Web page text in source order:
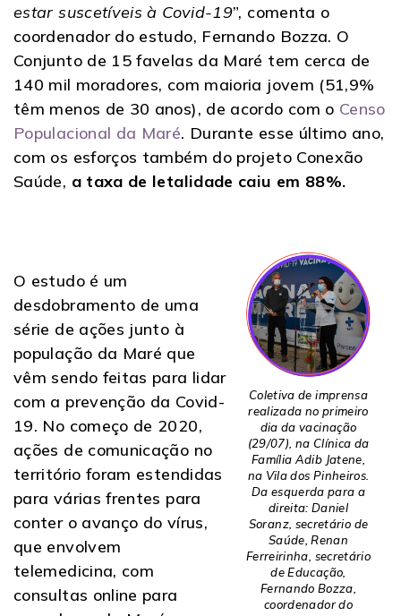
estar suscetíveis à Covid-19”, comenta o
coordenador do estudo, Fernando Bozza. O
Conjunto de 15 favelas da Maré tem cerca de
140 mil moradores, com maioria jovem (51,9%
têm menos de 30 anos), de acordo com o Censo
Populacional da Maré. Durante esse último ano,
com os esforços também do projeto Conexão
Saúde, a taxa de letalidade caiu em 88%.
Coletiva de imprensa
realizada no primeiro
dia da vacinação
(29/07), na Clínica da
Família Adib Jatene,
na Vila dos Pinheiros.
Da esquerda para a
direita: Daniel
Soranz, secretário de
Saúde, Renan
Ferreirinha, secretário
de Educação,
Fernando Bozza,
coordenador do
O estudo é um
desdobramento de uma
série de ações junto à
população da Maré que
vêm sendo feitas para lidar
com a prevenção da Covid-
19. No começo de 2020,
ações de comunicação no
território foram estendidas
para várias frentes para
conter o avanço do vírus,
que envolvem
telemedicina, com
consultas online para